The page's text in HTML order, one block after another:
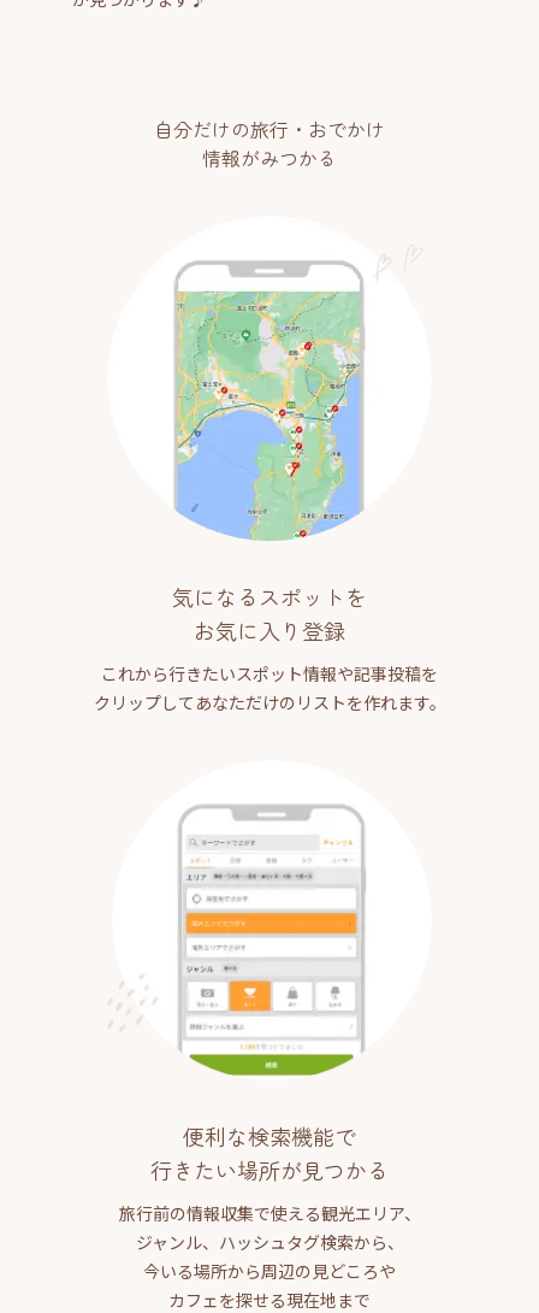
自分だけの旅行・おでかけ
情報がみつかる
気になるスポットを
お気に入り登録
これから行きたいスポット情報や記事投稿を
クリップしてあなただけのリストを作れます。
便利な検索機能で
行きたい場所が見つかる
旅行前の情報収集で使える観光エリア、
ジャンル、ハッシュタグ検索から、
今いる場所から周辺の見どころや
カフェを探せる現在地まで